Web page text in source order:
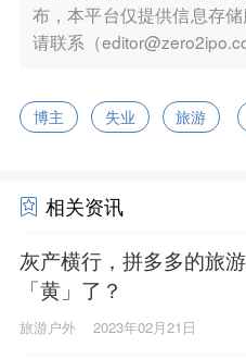
布，本平台仅提供信息存
请联系（
博主 失业 旅游
相关资讯
灰产横行，拼多多的旅
「黄」了？
旅游户外 2023年02月21日